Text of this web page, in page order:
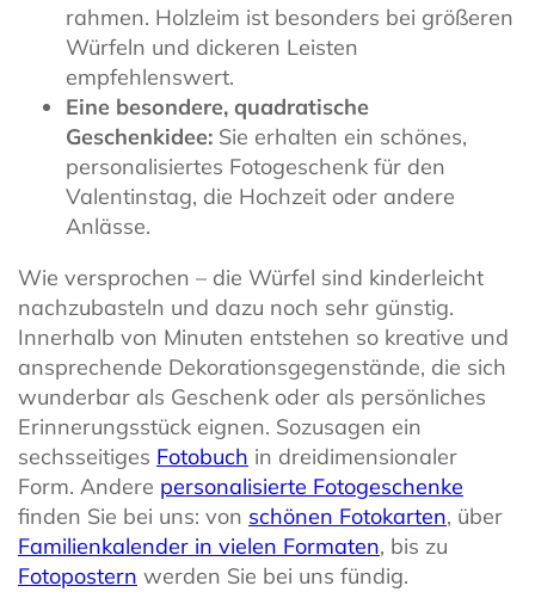
rahmen. Holzleim ist besonders bei größeren
Würfeln und dickeren Leisten
empfehlenswert.
Eine besondere, quadratische
Geschenkidee: Sie erhalten ein schönes,
personalisiertes Fotogeschenk für den
Valentinstag, die Hochzeit oder andere
Anlässe.
Wie versprochen – die Würfel sind kinderleicht
nachzubasteln und dazu noch sehr günstig.
Innerhalb von Minuten entstehen so kreative und
ansprechende Dekorationsgegenstände, die sich
wunderbar als Geschenk oder als persönliches
Erinnerungsstück eignen. Sozusagen ein
sechsseitiges Fotobuch in dreidimensionaler
Form. Andere personalisierte Fotogeschenke
finden Sie bei uns: von schönen Fotokarten, über
Familienkalender in vielen Formaten, bis zu
Fotopostern werden Sie bei uns fündig.